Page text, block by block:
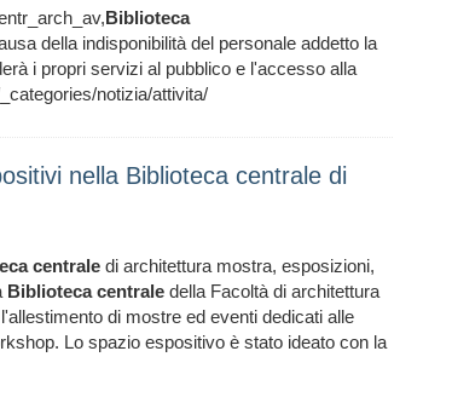
Biblioteca
della indisponibilità del personale addetto la
i propri servizi al pubblico e l'accesso alla
notizia/attivita/
nella Biblioteca centrale di
centrale di architettura mostra, esposizioni,
Biblioteca centrale della Facoltà di architettura
di mostre ed eventi dedicati alle
Lo spazio espositivo è stato ideato con la